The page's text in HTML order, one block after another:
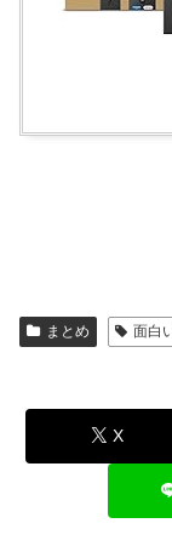
まとめ 面白
X